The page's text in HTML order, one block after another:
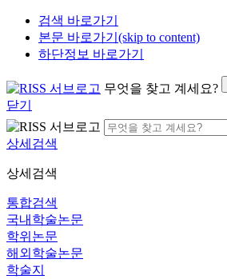
검색 바로가기
본문 바로가기(skip to content)
하단정보 바로가기
무엇을 찾고 계세요?
닫기
상세검색
상세검색
통합검색
국내학술논문
학위논문
해외학술논문
학술지